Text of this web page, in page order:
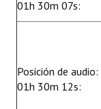
01h 30m 07s:
Posición de audio:
01h 30m 12s: